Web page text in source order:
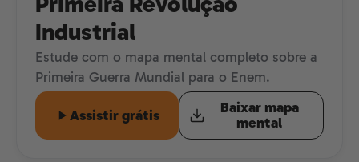
Industrial
Estude com o mapa mental completo sobre a
Primeira Guerra Mundial para o Enem.
Assistir grátis
Baixar mapa
mental